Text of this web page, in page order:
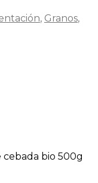
, Granos,
cebada bio 500g